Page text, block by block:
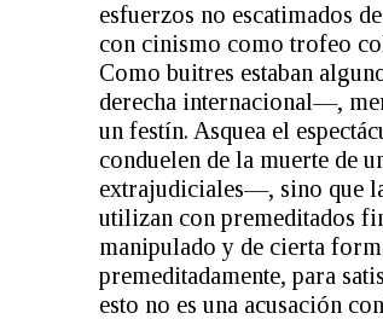
esfuerzos no escatimados
con cinismo como trofeo
Como buitres estaban
derecha internacional—,
un festín. Asquea el
conduelen de la muerte de
extrajudiciales—, sino que
utilizan con premeditados
manipulado y de cierta
premeditadamente, para
esto no es una acusación